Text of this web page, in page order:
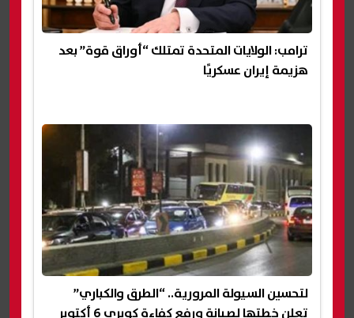
ترامب: الولايات المتحدة تمتلك “أوراق قوة” بعد
هزيمة إيران عسكريًا
لتحسين السيولة المرورية.. “الطرق والكباري”
تعلن خطتها لصيانة ورفع كفاءة كوبري 6 أكتوبر